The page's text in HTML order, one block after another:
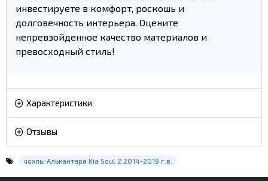
инвестируете в комфорт, роскошь и
долговечность интерьера. Оцените
непревзойденное качество материалов и
превосходный стиль!
Характеристики
Отзывы
чехлы Алькантара Kia Soul 2 2014-2019 г.в.